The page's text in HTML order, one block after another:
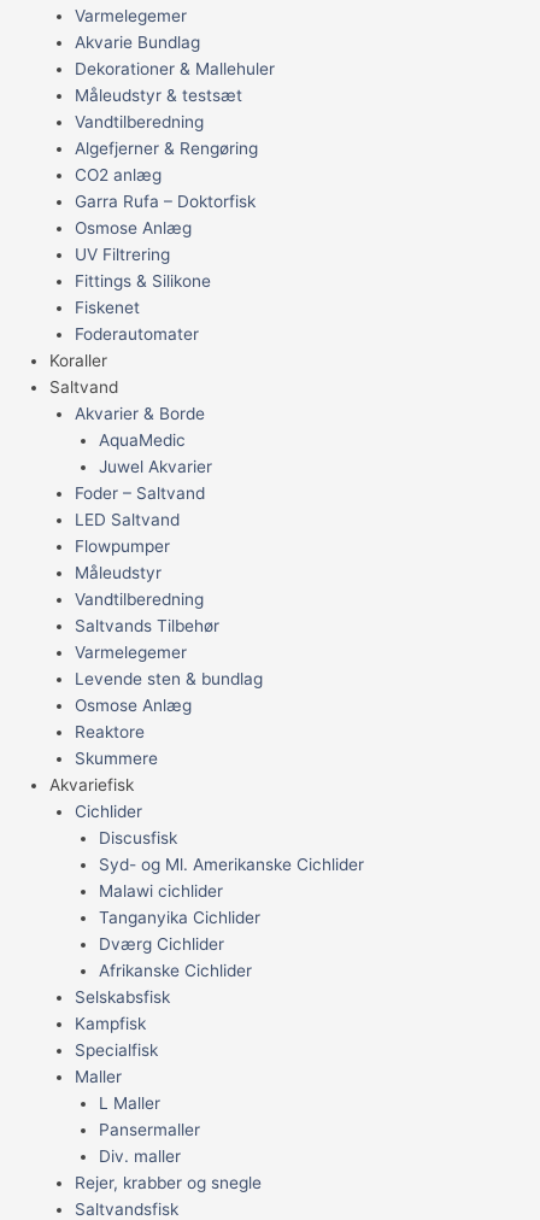
Varmelegemer
Akvarie Bundlag
Dekorationer & Mallehuler
Måleudstyr & testsæt
Vandtilberedning
Algefjerner & Rengøring
CO2 anlæg
Garra Rufa – Doktorfisk
Osmose Anlæg
UV Filtrering
Fittings & Silikone
Fiskenet
Foderautomater
Koraller
Saltvand
Akvarier & Borde
AquaMedic
Juwel Akvarier
Foder – Saltvand
LED Saltvand
Flowpumper
Måleudstyr
Vandtilberedning
Saltvands Tilbehør
Varmelegemer
Levende sten & bundlag
Osmose Anlæg
Reaktore
Skummere
Akvariefisk
Cichlider
Discusfisk
Syd- og Ml. Amerikanske Cichlider
Malawi cichlider
Tanganyika Cichlider
Dværg Cichlider
Afrikanske Cichlider
Selskabsfisk
Kampfisk
Specialfisk
Maller
L Maller
Pansermaller
Div. maller
Rejer, krabber og snegle
Saltvandsfisk